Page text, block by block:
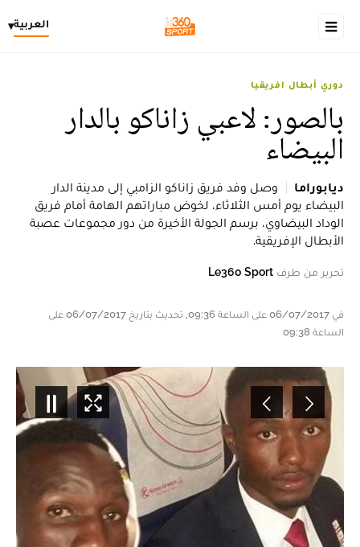
العربية▾
دوري أبطال افريقيا
بالصور: لاعبي زاناكو بالدار
البيضاء
ديابوراما
وصل وفد فريق زاناكو الزامبي إلى مدينة الدار
البيضاء يوم أمس الثلاثاء، لخوض مباراتهم الهامة أمام فريق
الوداد البيضاوي، برسم الجولة الأخيرة من دور مجموعات عصبة
الأبطال الإفريقية.
تحرير من طرف Le360 Sport
في 06/07/2017 على الساعة 09:36, تحديث بتاريخ 06/07/2017 على
الساعة 09:38